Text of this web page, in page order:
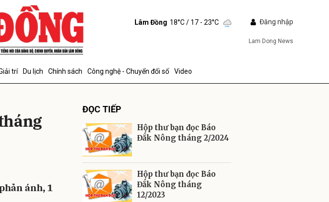
Lâm Đồng 18°C/ 17 - 23°C Đăng nhập
Lam Dong News
trí Du lịch Chính sách Công nghệ - Chuyển đổi số Video
ánh, 1
ĐỌC TIẾP
Hộp thư bạn đọc Báo
Đắk Nông tháng 2/2024
Hộp thư bạn đọc Báo
Đắk Nông tháng
12/2023
Gửi